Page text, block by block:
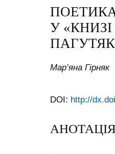
У
ПАГУТЯК
Мар’яна Гірняк
DOI: http://
АНОТАЦІЯ